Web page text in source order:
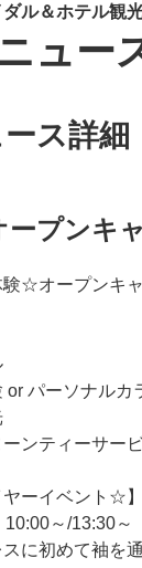
ル＆ホテル観
ュー
ス詳細
プンキ
験☆オープンキ
パーソナルカ
ンティーサー
ヤーイベント☆】
～/13:30～
に初めて袖を